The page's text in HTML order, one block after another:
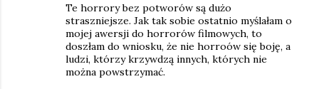
Te horrory bez potworów są dużo
straszniejsze. Jak tak sobie ostatnio myślałam o
mojej awersji do horrorów filmowych, to
doszłam do wniosku, że nie horroów się boję, a
ludzi, którzy krzywdzą innych, których nie
można powstrzymać.